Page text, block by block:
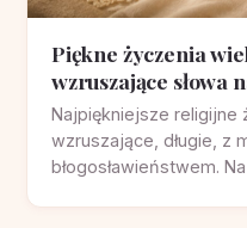
Piękne życzenia
wzruszające słowa
Najpiękniejsze
wzruszające, długie, z
błogosławieństwem.